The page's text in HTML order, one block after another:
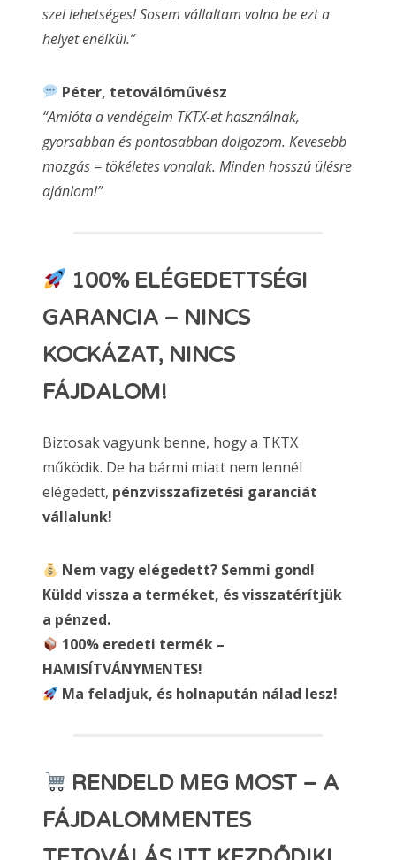
szel lehetséges! Sosem vállaltam volna be ezt a
helyet enélkül.”
Péter, tetoválóművész
“Amióta a vendégeim TKTX-et használnak,
gyorsabban és pontosabban dolgozom. Kevesebb
mozgás = tökéletes vonalak. Minden hosszú ülésre
ajánlom!”
100% ELÉGEDETTSÉGI
GARANCIA – NINCS
KOCKÁZAT, NINCS
FÁJDALOM!
Biztosak vagyunk benne, hogy a TKTX
működik. De ha bármi miatt nem lennél
elégedett, pénzvisszafizetési garanciát
vállalunk!
Nem vagy elégedett? Semmi gond!
Küldd vissza a terméket, és visszatérítjük
a pénzed.
100% eredeti termék –
HAMISÍTVÁNYMENTES!
Ma feladjuk, és holnapután nálad lesz!
RENDELD MEG MOST – A
FÁJDALOMMENTES